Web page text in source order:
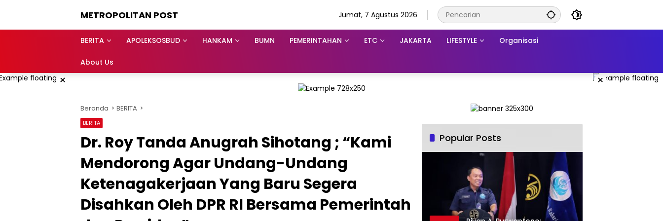
METROPOLITAN POST Jumat, 7 Agustus 2026
BERITA APOLEKSOSBUD HANKAM BUMN PEMERINTAHAN ETC JAKARTA LIFESTYLE Organisasi
About Us
× ×
Beranda BERITA
BERITA
Dr. Roy Tanda Anugrah Sihotang ; “Kami
Mendorong Agar Undang-Undang
Ketenagakerjaan Yang Baru Segera
Disahkan Oleh DPR RI Bersama Pemerintah
Popular Posts